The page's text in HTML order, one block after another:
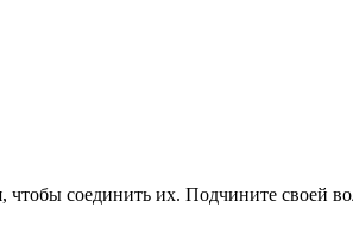
соединить их. Подчините своей